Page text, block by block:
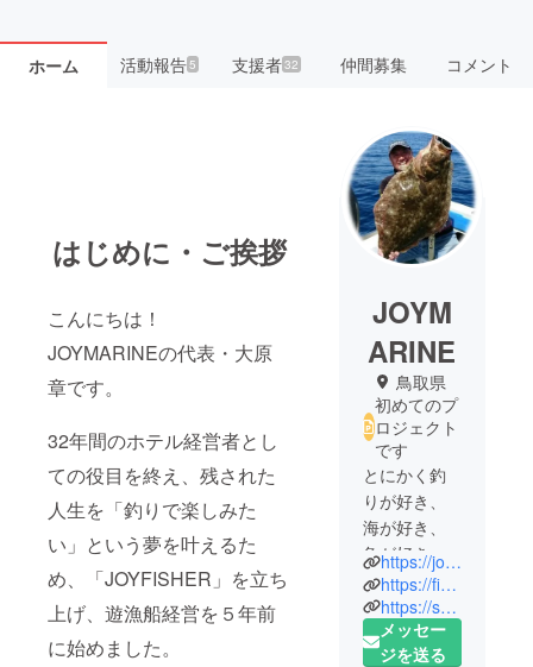
ホーム 活動報告5 支援者32 仲間募集 コメント
はじめに・ご挨拶
こんにちは！
JOYMARINEの代表・大原
章です。
32年間のホテル経営者とし
ての役目を終え、残された
人生を「釣りで楽しみた
い」という夢を叶えるた
め、「JOYFISHER」を立ち
上げ、遊漁船経営を５年前
に始めました。
JOYM
ARINE
鳥取県
初めてのプ
ロジェクト
です
とにかく釣
りが好き、
海が好き、
魚が好き、
自然が好
き。
https://joy-marine.jp/
https://fisher.joy-marine.jp/
https://sanin-campingcar.com/
メッセー
ジを送る